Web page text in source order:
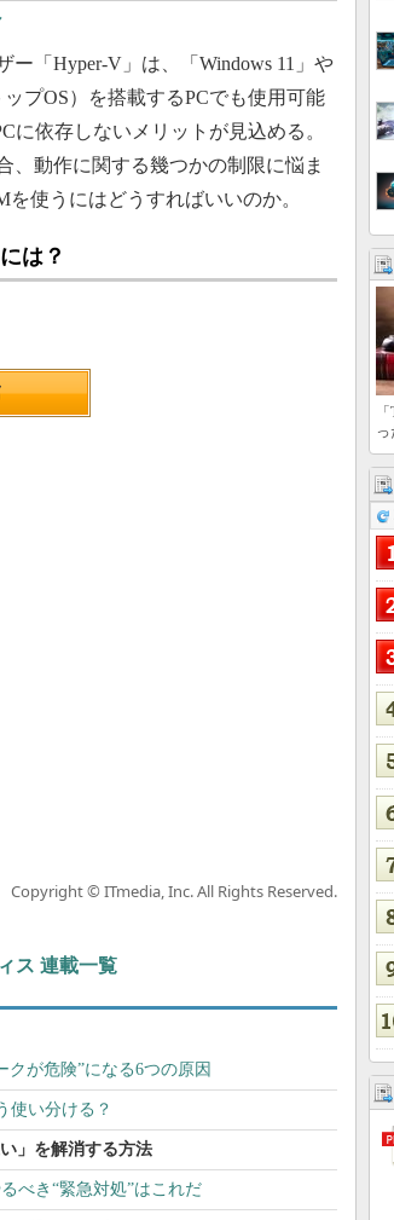
「Hyper-V」は、「Windows 11」や
プOS）を搭載するPCでも使用可能
依存しないメリットが見込める。
、動作に関する幾つかの制限に悩ま
使うにはどうすればいいのか。
は？
Copyright © ITmedia, Inc. All Rights Reserved.
ス 連載一覧
クが危険”になる6つの原因
使い分ける？
」を解消する方法
べき“緊急対処”はこれだ